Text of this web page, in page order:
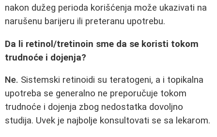
nakon dužeg perioda korišćenja može ukazivati na
narušenu barijeru ili preteranu upotrebu.
Da li retinol/tretinoin sme da se koristi tokom
trudnoće i dojenja?
Ne. Sistemski retinoidi su teratogeni, a i topikalna
upotreba se generalno ne preporučuje tokom
trudnoće i dojenja zbog nedostatka dovoljno
studija. Uvek je najbolje konsultovati se sa lekarom.